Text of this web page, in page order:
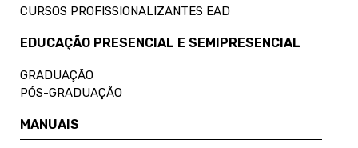
CURSOS PROFISSIONALIZANTES EAD
EDUCAÇÃO PRESENCIAL E SEMIPRESENCIAL
GRADUAÇÃO
PÓS-GRADUAÇÃO
MANUAIS